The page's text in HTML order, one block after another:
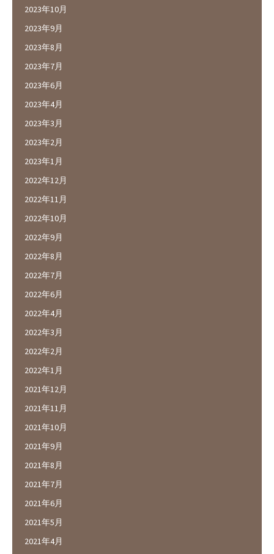
2023年10月
2023年9月
2023年8月
2023年7月
2023年6月
2023年4月
2023年3月
2023年2月
2023年1月
2022年12月
2022年11月
2022年10月
2022年9月
2022年8月
2022年7月
2022年6月
2022年4月
2022年3月
2022年2月
2022年1月
2021年12月
2021年11月
2021年10月
2021年9月
2021年8月
2021年7月
2021年6月
2021年5月
2021年4月